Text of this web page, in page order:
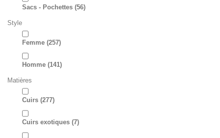
Sacs - Pochettes (56)
Style
Femme (257)
Homme (141)
Matières
Cuirs (277)
Cuirs exotiques (7)